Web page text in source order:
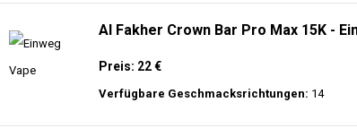
Al Fakher Crown Bar Pro Max 15K -
Preis: 22 €
Verfügbare Geschmacksrichtungen: 14